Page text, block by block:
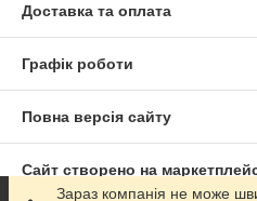
Доставка та оплата
Графік роботи
Повна версія сайту
Сайт створено на
Зараз компанія не може